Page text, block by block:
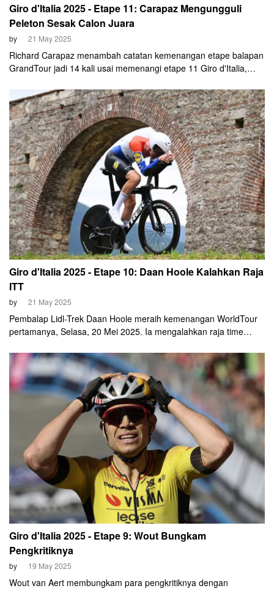
Giro d'Italia 2025 - Etape 11: Carapaz Mengungguli
Peleton Sesak Calon Juara
by 21 May 2025
Richard Carapaz menambah catatan kemenangan etape balapan
GrandTour jadi 14 kali usai memenangi etape 11 Giro d'Italia,
Castelnovo ne'Monti merupakan salah satu dari enam segmen
tanjakan yang ditawarkan di Giro tahun ini.
Giro d'Italia 2025 - Etape 10: Daan Hoole Kalahkan Raja
ITT
by 21 May 2025
Pembalap Lidl-Trek Daan Hoole meraih kemenangan WorldTour
pertamanya, Selasa, 20 Mei 2025. Ia mengalahkan raja time
Time Trial (ITT) etape 10 Giro d'Italia 2025 yang digelar di Pisa.
Giro d'Italia 2025 - Etape 9: Wout Bungkam
Pengkritiknya
by 19 May 2025
Wout van Aert membungkam para pengkritiknya dengan